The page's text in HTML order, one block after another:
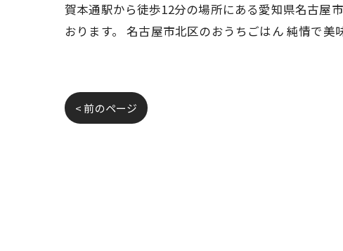
賀本通駅から徒歩12分の場所にある愛知県名古屋
おります。 名古屋市北区のおうちごはん 純情で美
< 前のページ